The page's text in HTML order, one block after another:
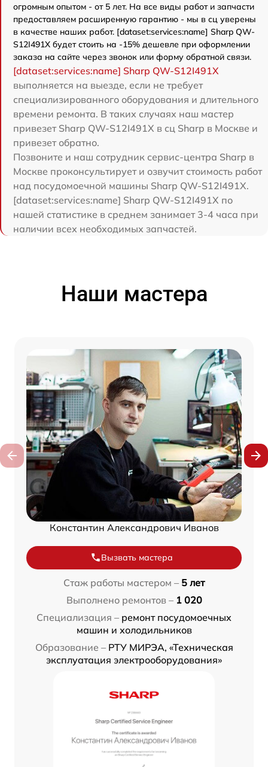
огромным опытом - от 5 лет. На все виды работ и запчасти
предоставляем расширенную гарантию - мы в сц уверены
в качестве наших работ. [dataset:services:name] Sharp QW-
S12I491X будет стоить на -15% дешевле при оформлении
заказа на сайте через звонок или форму обратной связи.
[dataset:services:name] Sharp QW-S12I491X
выполняется на выезде, если не требует
специализированного оборудования и длительного
времени ремонта. В таких случаях наш мастер
привезет Sharp QW-S12I491X в сц Sharp в Москве и
привезет обратно.
Позвоните и наш сотрудник сервис-центра Sharp в
Москве проконсультирует и озвучит стоимость работ
над посудомоечной машины Sharp QW-S12I491X.
[dataset:services:name] Sharp QW-S12I491X по
нашей статистике в среднем занимает 3-4 часа при
наличии всех необходимых запчастей.
Наши мастера
Константин Александрович Иванов
Вызвать мастера
Стаж работы мастером – 5 лет
Выполнено ремонтов – 1 020
Специализация – ремонт посудомоечных
машин и холодильников
Образование – РТУ МИРЭА, «Техническая
эксплуатация электрооборудования»